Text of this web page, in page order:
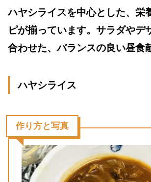
ハヤシライスを中心とした、栄
ピが揃っています。サラダやデ
合わせた、バランスの良い昼食
ハヤシライス
作り方と写真